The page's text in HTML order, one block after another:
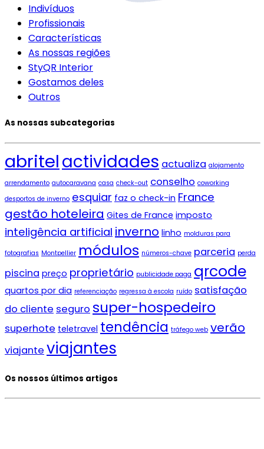
Indivíduos
Profissionais
Características
As nossas regiões
StyQR Interior
Gostamos deles
Outros
As nossas subcategorias
abritelactividades actualiza alojamento
arrendamento autocaravana casa check-out conselho coworking
desportos de inverno esquiar faz o check-in France
gestão hoteleira Gites de France imposto
inteligência artificial inverno linho molduras para
fotografias Montpellier módulos números-chave parceria perda
piscina preço proprietário publicidade paga qrcode
quartos por dia referenciação regressa à escola ruído satisfação
do cliente seguro super-hospedeiro
superhote teletravel tendência tráfego web verão
viajante viajantes
Os nossos últimos artigos